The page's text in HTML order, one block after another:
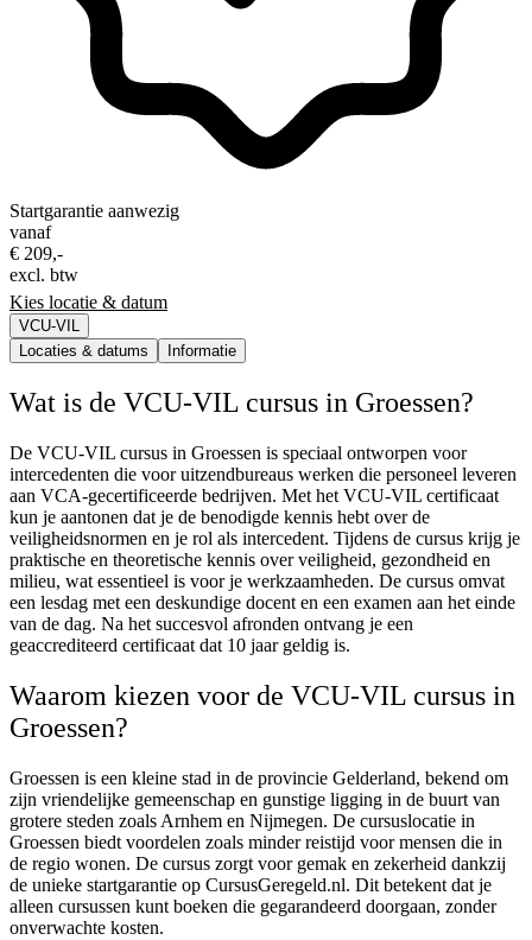
Startgarantie aanwezig
vanaf
€ 209,-
excl. btw
Kies locatie & datum
VCU-VIL
Locaties & datums
Informatie
Wat is de VCU-VIL cursus in Groessen?
De VCU-VIL cursus in Groessen is speciaal ontworpen voor
intercedenten die voor uitzendbureaus werken die personeel leveren
aan VCA-gecertificeerde bedrijven. Met het VCU-VIL certificaat
kun je aantonen dat je de benodigde kennis hebt over de
veiligheidsnormen en je rol als intercedent. Tijdens de cursus krijg je
praktische en theoretische kennis over veiligheid, gezondheid en
milieu, wat essentieel is voor je werkzaamheden. De cursus omvat
een lesdag met een deskundige docent en een examen aan het einde
van de dag. Na het succesvol afronden ontvang je een
geaccrediteerd certificaat dat 10 jaar geldig is.
Waarom kiezen voor de VCU-VIL cursus in
Groessen?
Groessen is een kleine stad in de provincie Gelderland, bekend om
zijn vriendelijke gemeenschap en gunstige ligging in de buurt van
grotere steden zoals Arnhem en Nijmegen. De cursuslocatie in
Groessen biedt voordelen zoals minder reistijd voor mensen die in
de regio wonen. De cursus zorgt voor gemak en zekerheid dankzij
de unieke startgarantie op CursusGeregeld.nl. Dit betekent dat je
alleen cursussen kunt boeken die gegarandeerd doorgaan, zonder
onverwachte kosten.